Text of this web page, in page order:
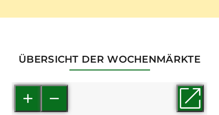
ÜBERSICHT DER WOCHENMÄRKTE
+ −